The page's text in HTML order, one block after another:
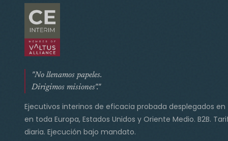
"No llenamos papeles.
Dirigimos misiones"."
Ejecutivos interinos de eficacia probada desplegados en
en toda Europa, Estados Unidos y Oriente Medio. B2B.
diaria. Ejecución bajo mandato.